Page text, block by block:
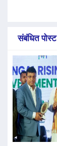
संबंधित पोस्ट